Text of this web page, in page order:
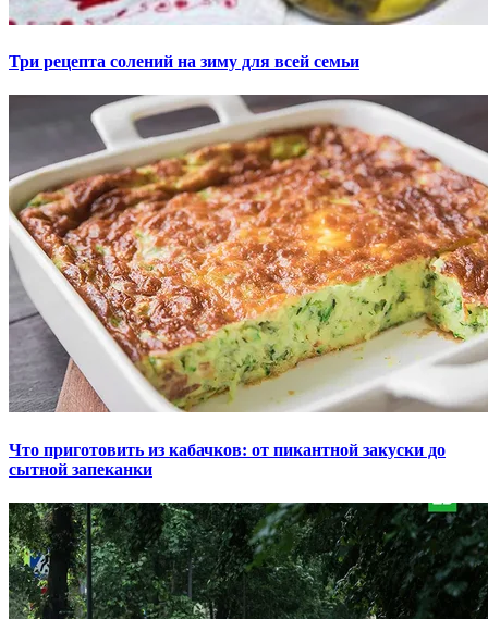
Три рецепта солений на зиму для всей семьи
Что приготовить из кабачков: от пикантной закуски до
сытной запеканки